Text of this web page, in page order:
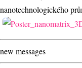
nanotechnologického
new messages